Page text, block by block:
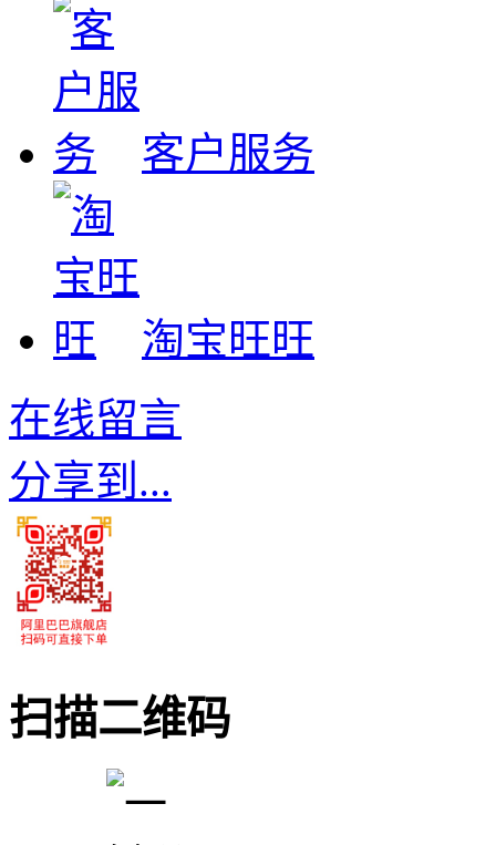
客户服务
淘宝旺旺
在线留言
分享到...
扫描二维码